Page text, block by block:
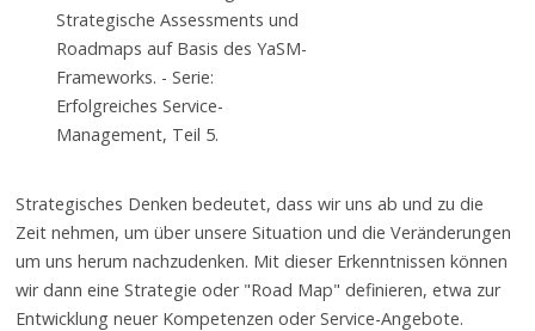
Strategisches Denken bedeutet, dass wir uns ab und zu die
Zeit nehmen, um über unsere Situation und die Veränderungen
um uns herum nachzudenken. Mit dieser Erkenntnissen können
wir dann eine Strategie oder "Road Map" definieren, etwa zur
Entwicklung neuer Kompetenzen oder Service-Angebote.